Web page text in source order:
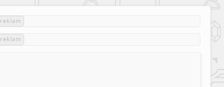
reklam
reklam